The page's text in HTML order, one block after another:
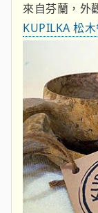
來自芬蘭，外
KUPILKA 松